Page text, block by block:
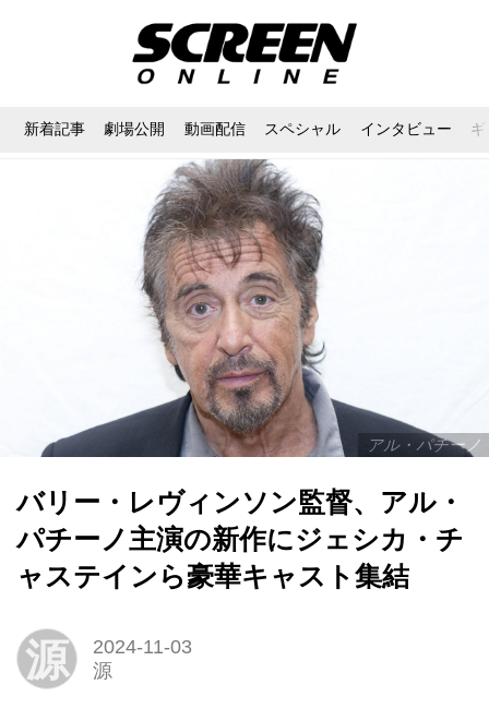
新着記事 劇場公開 動画配信 スペシャル インタビュー
アル・パチーノ
バリー・レヴィンソン監督、アル・
パチーノ主演の新作にジェシカ・チ
ャステインら豪華キャスト集結
源
2024-11-03
源